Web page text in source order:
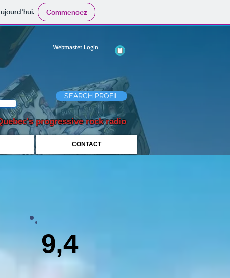
Commencez
Webmaster Login
progressive rock radio
SEARCH PROFIL
9,4
CONTACT